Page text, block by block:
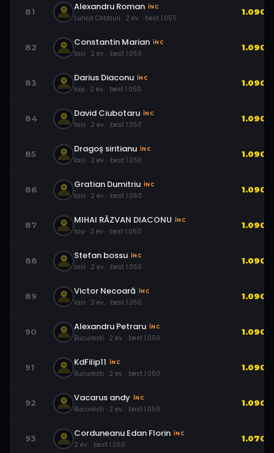
81 Alexandru Roman ÎNC
Lunca Cetățuii · 2 ev. · best 1.050
1.090
82 Constantin Marian ÎNC
Iasi · 2 ev. · best 1.050
1.090
83 Darius Diaconu ÎNC
Iași · 2 ev. · best 1.050
1.090
84 David Ciubotaru ÎNC
Iasi · 2 ev. · best 1.050
1.090
85 Dragoș siritianu ÎNC
Iasi · 2 ev. · best 1.050
1.090
86 Gratian Dumitriu ÎNC
Iasi · 2 ev. · best 1.050
1.090
87 MIHAI RĂZVAN DIACONU ÎNC
Iași · 2 ev. · best 1.050
1.090
88 Stefan bossu ÎNC
Iasi · 2 ev. · best 1.050
1.090
89 Victor Necoară ÎNC
Iasi · 2 ev. · best 1.050
1.090
90 Alexandru Petraru ÎNC
Bucuresti · 2 ev. · best 1.050
1.090
91 KdFilip11 ÎNC
Bucuresti · 2 ev. · best 1.050
1.090
92 Vacarus andy ÎNC
Bucuresti · 2 ev. · best 1.050
1.090
93 Corduneanu Edan Florin ÎNC
2 ev. · best 1.050
1.070